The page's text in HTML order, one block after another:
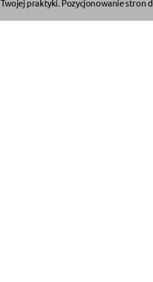
Twojej praktyki. Pozycjonowanie stron